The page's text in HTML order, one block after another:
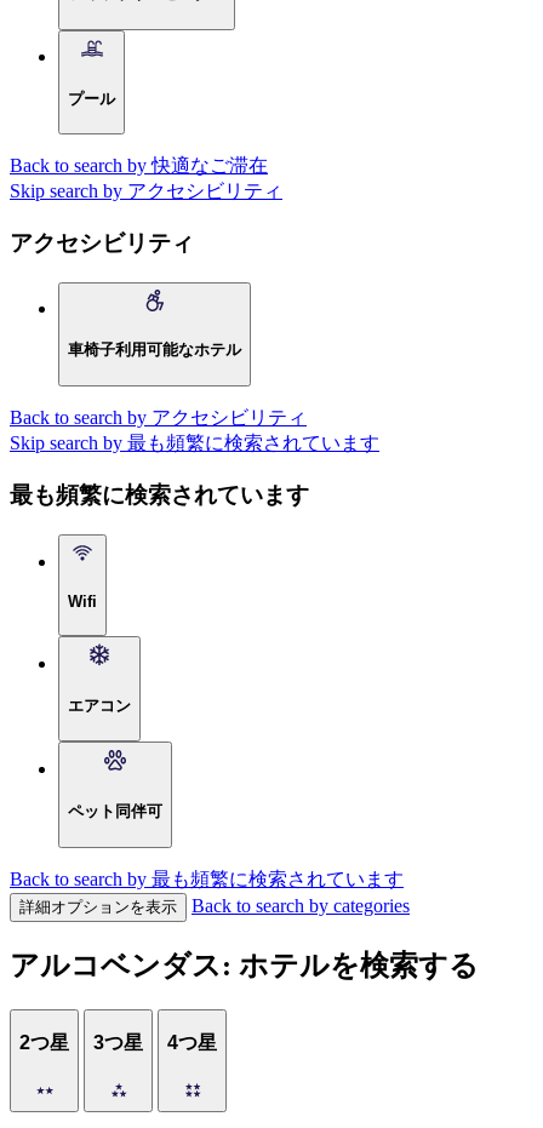
プール
Back to search by 快適なご滞在
Skip search by アクセシビリティ
アクセシビリティ
車椅子利用可能なホテル
Back to search by アクセシビリティ
Skip search by 最も頻繁に検索されています
最も頻繁に検索されています
Wifi
エアコン
ペット同伴可
Back to search by 最も頻繁に検索されています
詳細オプションを表示 Back to search by categories
アルコベンダス: ホテルを検索する
2つ星 3つ星 4つ星